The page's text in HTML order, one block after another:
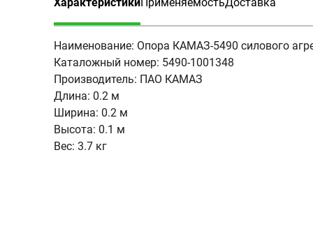
(активная вкладка)
Наименование: Опора КАМАЗ-5490 силового
Каталожный номер: 5490-1001348
Производитель: ПАО КАМАЗ
Длина: 0.2 м
Ширина: 0.2 м
Высота: 0.1 м
Вес: 3.7 кг